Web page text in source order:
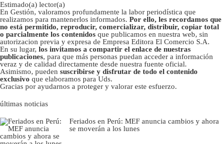
Estimado(a) lector(a)
En Gestión, valoramos profundamente la labor periodística que
realizamos para mantenerlos informados. Por ello, les recordamos que
no está permitido, reproducir, comercializar, distribuir, copiar total
o parcialmente los contenidos que publicamos en nuestra web, sin
autorizacion previa y expresa de Empresa Editora El Comercio S.A.
En su lugar, los invitamos a compartir el enlace de nuestras
publicaciones, para que más personas puedan acceder a información
veraz y de calidad directamente desde nuestra fuente oficial.
Asimismo, pueden suscribirse y disfrutar de todo el contenido
exclusivo que elaboramos para Uds.
Gracias por ayudarnos a proteger y valorar este esfuerzo.
últimas noticias
Feriados en Perú: MEF anuncia cambios y ahora
se moverán a los lunes